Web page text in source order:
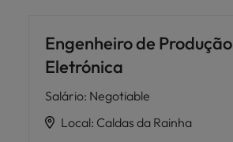
Engenheiro de Produção
Eletrónica
Salário: Negotiable
Local: Caldas da Rainha